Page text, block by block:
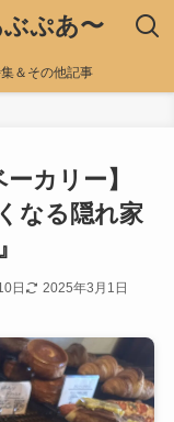
ぷあ〜
＆その他記事
カリー】
なる隠れ家
日 2025年3月1日